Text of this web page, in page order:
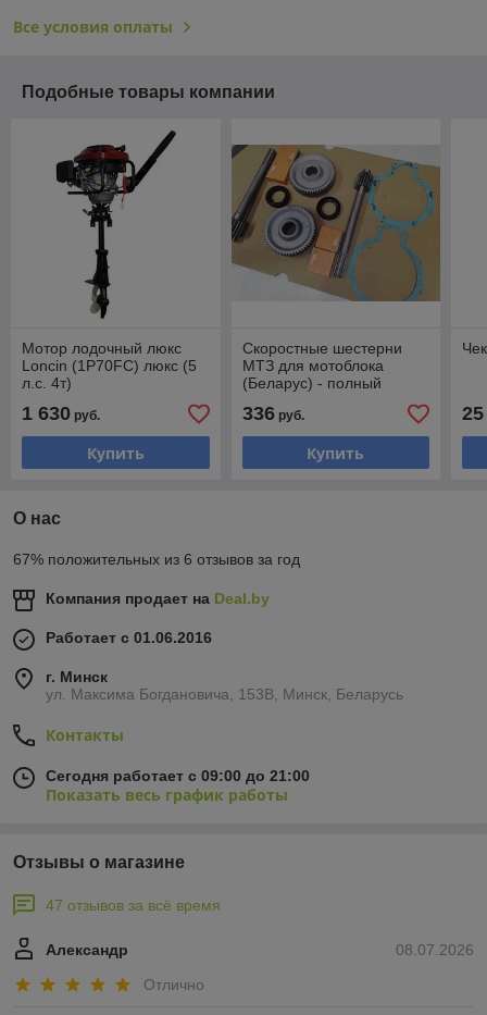
Все условия оплаты
Подобные товары компании
Мотор лодочный люкс
Loncin (1P70FC) люкс (5
л.с. 4т)
1 630 руб.
Купить
Скоростные шестерни
МТЗ для мотоблока
(Беларус) - полный
336руб.
Купить
25
О нас
67% положительных из 6 отзывов за год
Компания продает на Deal.by
Работает с 01.06.2016
г. Минск
ул. Максима Богдановича, 153В, Минск, Беларусь
Контакты
Сегодня работает с 09:00 до 21:00
Показать весь график работы
Отзывы о магазине
47 отзывов за всё время
08.07.2026
Александр
Отлично